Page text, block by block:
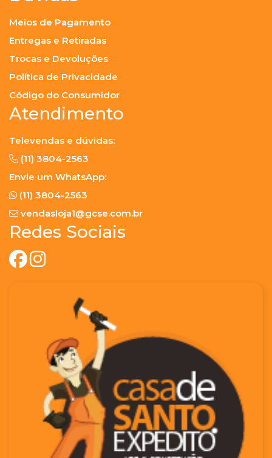
Meios de Pagamento
Entregas e Retiradas
Trocas e Devoluções
Política de Privacidade
Código do Consumidor
Atendimento
Televendas e dúvidas:
(11) 3804-2563
Envie um WhatsApp:
(11) 3804-2563
vendasloja1@gcse.com.br
Redes Sociais